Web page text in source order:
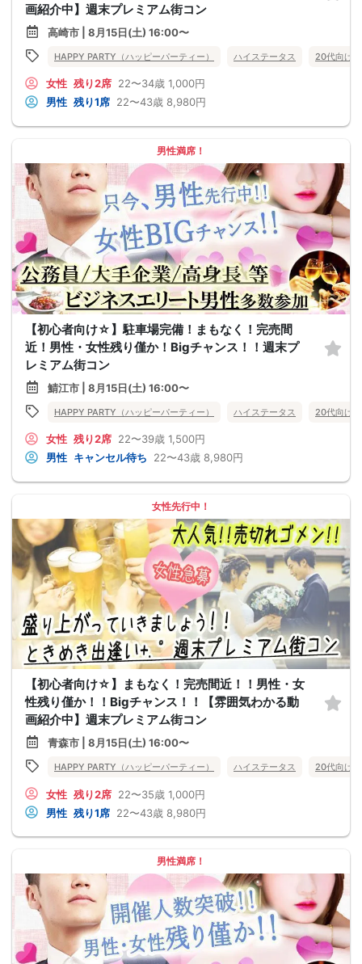
画紹介中】週末プレミアム街コン
高崎市 | 8月15日(土) 16:00〜
HAPPY PARTY（ハッピーパーティー） ハイステータス 20代向け
女性 残り2席 22〜34歳 1,000円
男性 残り1席 22〜43歳 8,980円
男性満席！
【初心者向け☆】駐車場完備！まもなく！完売間
近！男性・女性残り僅か！Bigチャンス！！週末プ
レミアム街コン
鯖江市 | 8月15日(土) 16:00〜
HAPPY PARTY（ハッピーパーティー） ハイステータス 20代向け
女性 残り2席 22〜39歳 1,500円
男性 キャンセル待ち 22〜43歳 8,980円
女性先行中！
【初心者向け☆】まもなく！完売間近！！男性・女
性残り僅か！！Bigチャンス！！【雰囲気わかる動
画紹介中】週末プレミアム街コン
青森市 | 8月15日(土) 16:00〜
HAPPY PARTY（ハッピーパーティー） ハイステータス 20代向け
女性 残り2席 22〜35歳 1,000円
男性 残り1席 22〜43歳 8,980円
男性満席！